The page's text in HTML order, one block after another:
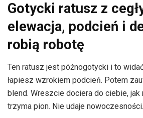
Gotycki ratusz z
elewacja, podcień i
robią robotę
Ten ratusz jest późnogotycki i to
łapiesz wzrokiem podcień. Potem
blend. Wreszcie dociera do ciebie, jak
trzyma pion. Nie udaje